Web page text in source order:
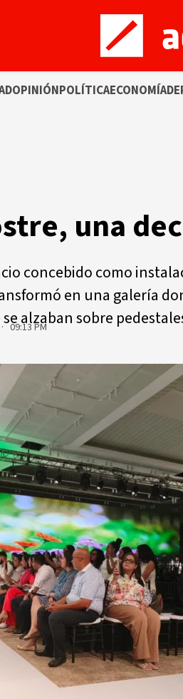
OPINIÓNPOLÍTICAECONOMÍA
una
concebido como
en una galería
alzaban sobre
09:13 PM